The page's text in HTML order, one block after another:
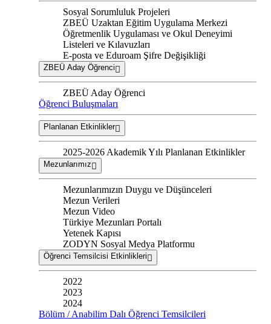
Sosyal Sorumluluk Projeleri
ZBEÜ Uzaktan Eğitim Uygulama Merkezi
Öğretmenlik Uygulaması ve Okul Deneyimi
Listeleri ve Kılavuzları
E-posta ve Eduroam Şifre Değişikliği
ZBEÜ Aday Öğrenci
ZBEÜ Aday Öğrenci
Öğrenci Buluşmaları
Planlanan Etkinlikler
2025-2026 Akademik Yılı Planlanan Etkinlikler
Mezunlarımız
Mezunlarımızın Duygu ve Düşünceleri
Mezun Verileri
Mezun Video
Türkiye Mezunları Portalı
Yetenek Kapısı
ZODYN Sosyal Medya Platformu
Öğrenci Temsilcisi Etkinlikleri
2022
2023
2024
Bölüm / Anabilim Dalı Öğrenci Temsilcileri